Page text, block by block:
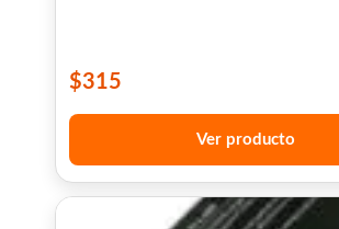
$315
Ver producto